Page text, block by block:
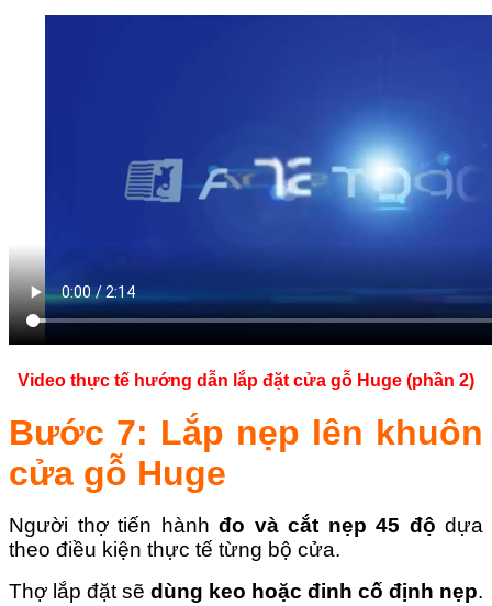
Video thực tế hướng dẫn lắp đặt cửa gỗ Huge (phần 2)
Bước 7: Lắp nẹp lên khuôn
cửa gỗ Huge
Người thợ tiến hành đo và cắt nẹp 45 độ dựa
theo điều kiện thực tế từng bộ cửa.
Thợ lắp đặt sẽ dùng keo hoặc đinh cố định nẹp.